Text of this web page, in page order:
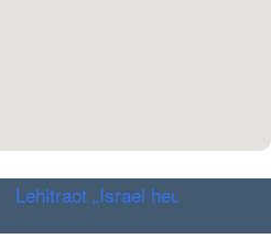
Lehitraot „Israel heute in 3